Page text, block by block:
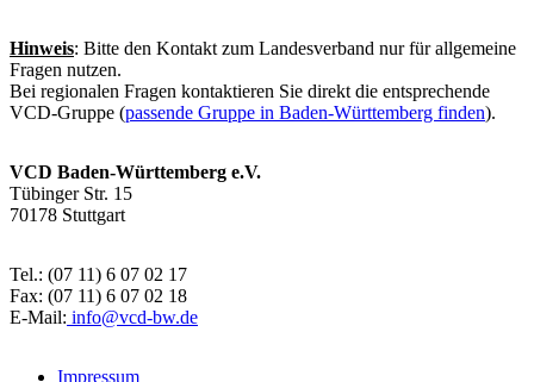
Hinweis: Bitte den Kontakt zum Landesverband nur für allgemeine
Fragen nutzen.
Bei regionalen Fragen kontaktieren Sie direkt die entsprechende
VCD-Gruppe (passende Gruppe in Baden-Württemberg finden).
VCD Baden-Württemberg e.V.
Tübinger Str. 15
70178 Stuttgart
Tel.: (07 11) 6 07 02 17
Fax: (07 11) 6 07 02 18
E-Mail: info@vcd-bw.de
Impressum